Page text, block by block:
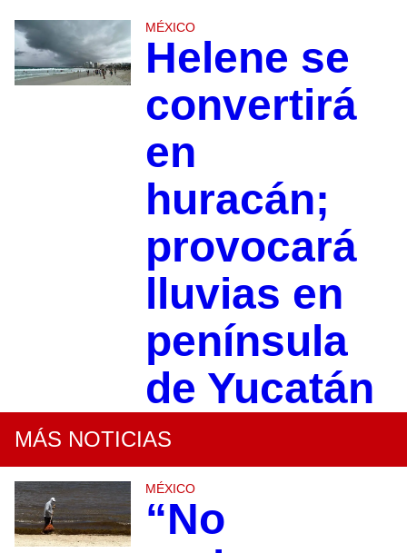
MÉXICO
Helene se
convertirá
en
huracán;
provocará
lluvias en
península
de Yucatán
MÁS NOTICIAS
MÉXICO
“No